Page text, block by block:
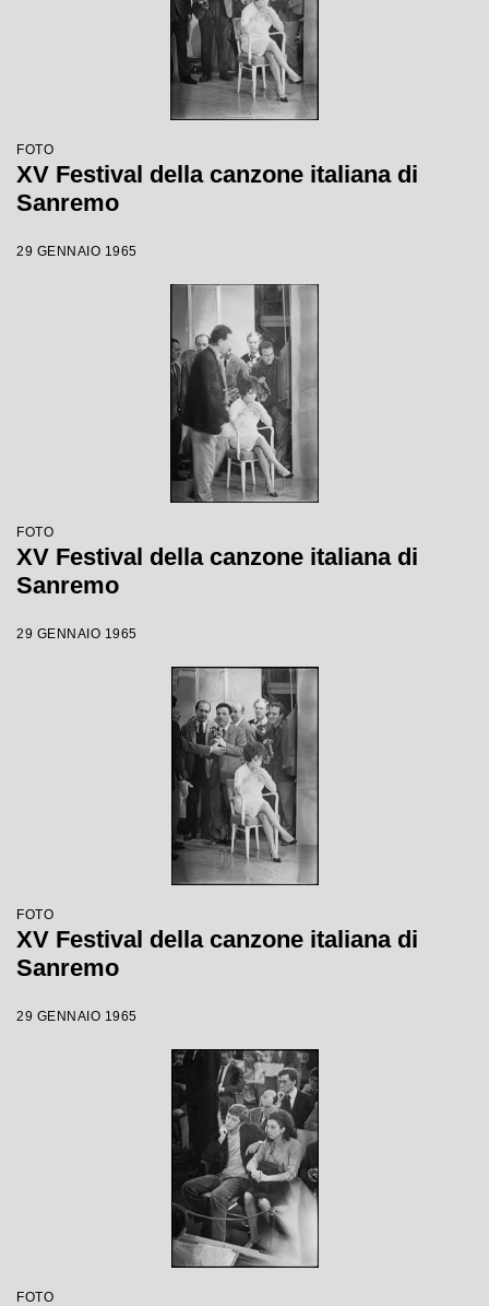
FOTO
XV Festival della canzone italiana di
Sanremo
29 GENNAIO 1965
FOTO
XV Festival della canzone italiana di
Sanremo
29 GENNAIO 1965
FOTO
XV Festival della canzone italiana di
Sanremo
29 GENNAIO 1965
FOTO